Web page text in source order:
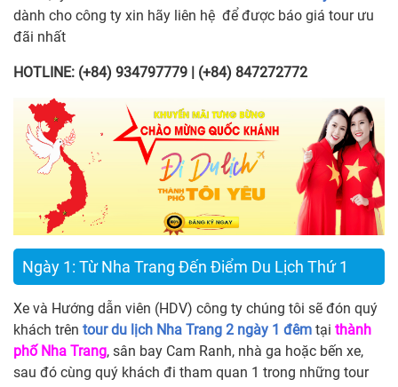
dành cho công ty xin hãy liên hệ để được báo giá tour ưu
đãi nhất
HOTLINE: (+84) 934797779 | (+84) 847272772
Ngày 1: Từ Nha Trang Đến Điểm Du Lịch Thứ 1
Xe và Hướng dẫn viên (HDV) công ty chúng tôi sẽ đón quý
khách trên tour du lịch Nha Trang 2 ngày 1 đêm tại thành
phố Nha Trang, sân bay Cam Ranh, nhà ga hoặc bến xe,
sau đó cùng quý khách đi tham quan 1 trong những tour